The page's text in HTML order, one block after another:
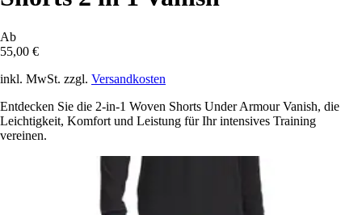
Ab
55,00 €
inkl. MwSt. zzgl. Versandkosten
Entdecken Sie die 2-in-1 Woven Shorts Under Armour Vanish, die
Leichtigkeit, Komfort und Leistung für Ihr intensives Training
vereinen.